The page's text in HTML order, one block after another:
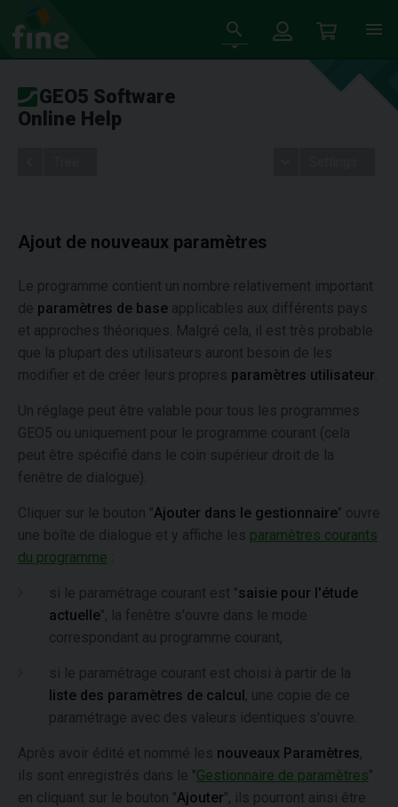
GEO5 Software
Online Help
Ajout de nouveaux paramètres
Le programme contient un nombre relativement important
de paramètres de base applicables aux différents pays
et approches théoriques. Malgré cela, il est très probable
que la plupart des utilisateurs auront besoin de les
modifier et de créer leurs propres paramètres utilisateur
Un réglage peut être valable pour tous les programmes
GEO5 ou uniquement pour le programme courant (cela
peut être spécifié dans le coin supérieur droit de la
fenêtre de dialogue).
Cliquer sur le bouton "Ajouter dans le gestionnaire" ouvre
une boîte de dialogue et y affiche les paramètres courants
du programme
si le paramétrage courant est "saisie pour l'étude
actuelle", la fenêtre s'ouvre dans le mode
correspondant au programme courant,
si le paramétrage courant est choisi à partir de la
liste des paramètres de calcul, une copie de ce
paramétrage avec des valeurs identiques s'ouvre.
Après avoir édité et nommé les nouveaux Paramètres,
ils sont enregistrés dans le "Gestionnaire de paramètres"
en cliquant sur le bouton "Ajouter", ils pourront ainsi être